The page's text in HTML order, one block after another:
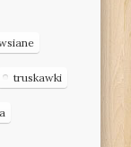
truskawki